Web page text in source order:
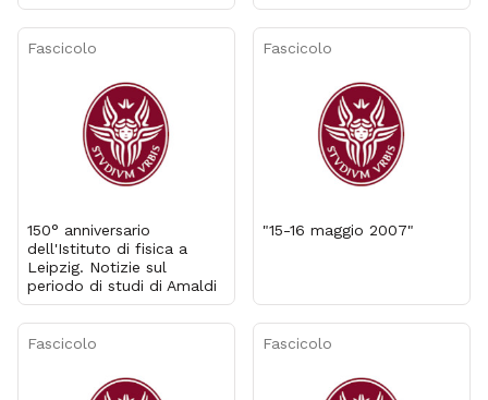
Fascicolo
150° anniversario
dell'Istituto di fisica a
Leipzig. Notizie sul
periodo di studi di Amaldi
Fascicolo
"15-16 maggio 2007"
Fascicolo Fascicolo